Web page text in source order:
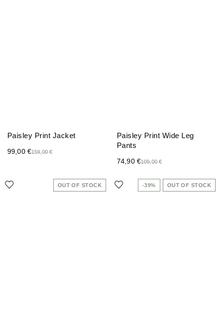
Paisley Print Jacket
159,00€
99,00 €
Paisley Print Wide Leg
Pants
109,00€
74,90 €
OUT OF STOCK -39% OUT OF STOCK